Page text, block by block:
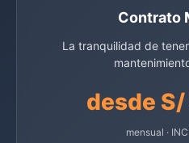
Contrato
La tranquilidad de
desde
mensual ·